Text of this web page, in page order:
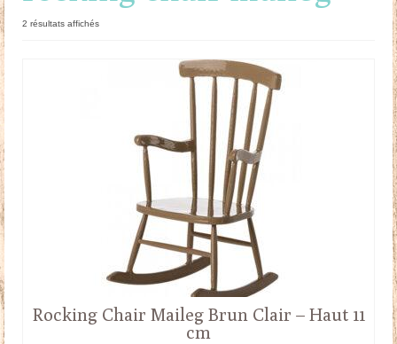
Doudous
Mobilier & Accessoires
2 résultats affichésTrié
Rocking Chair Maileg Brun Clair – Haut 11
cm